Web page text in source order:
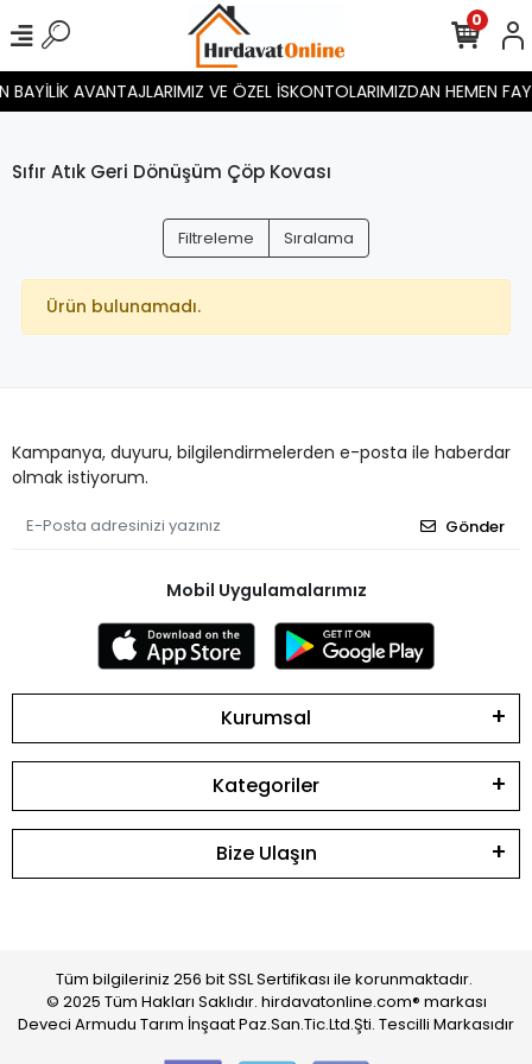
AVANTAJLARIMIZ VE ÖZEL İSKONTOLARIMIZDAN HEMEN
0
Sıfır Atık Geri Dönüşüm Çöp Kovası
Filtreleme Sıralama
Ürün bulunamadı.
Kampanya, duyuru, bilgilendirmelerden e-posta ile haberdar
olmak istiyorum.
Gönder
Mobil Uygulamalarımız
Kurumsal
Kategoriler
Bize Ulaşın
Tüm bilgileriniz 256 bit SSL Sertifikası ile korunmaktadır.
© 2025 Tüm Hakları Saklıdır. hirdavatonline.com® markası
Deveci Armudu Tarım İnşaat Paz.San.Tic.Ltd.Şti. Tescilli Markasıdır